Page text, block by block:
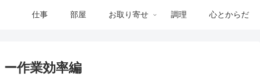
仕事 部屋 お取り寄せ 調理 心とからだ
作業効率編